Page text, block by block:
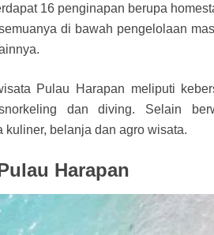
16 penginapan berupa
di bawah pengelolaan
Pulau Harapan meliputi
dan diving. Selain
kuliner, belanja dan agro wisata.
Harapan